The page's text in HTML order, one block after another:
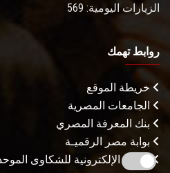
الزيارات اليومية: 569
روابط تهمك
خريطة الموقع
الجامعات المصرية
بنك المعرفة المصري
بوابة مصر الرقميـة
البوابة الإلكترونية للشكاوى